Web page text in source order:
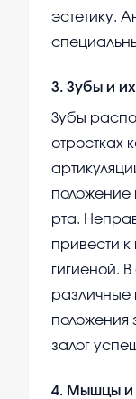
эстетику.
3. Зубы и
Зубы
отростках
положение
рта.
привести
гигиеной.
различные
положения
залог
4. Мышцы и